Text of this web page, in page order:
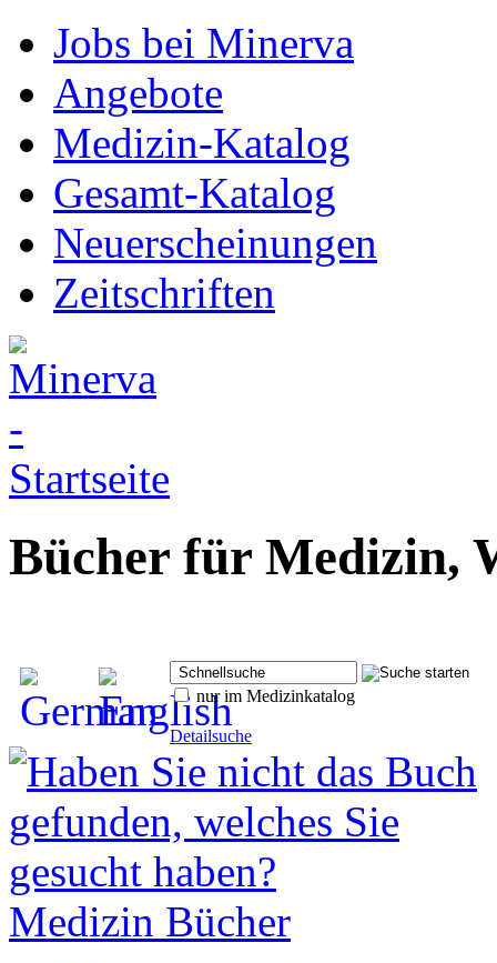
Jobs bei Minerva
Angebote
Medizin-Katalog
Gesamt-Katalog
Neuerscheinungen
Zeitschriften
Bücher für Medizin,
nur im Medizinkatalog
Detailsuche
Medizin Bücher